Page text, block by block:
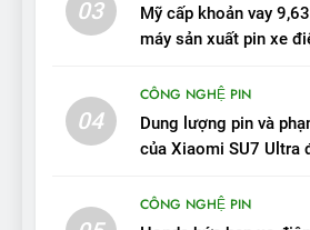
VinFast
đồng
12
VinFast VF7
ĐÁNH GIÁ XE
03
Mỹ cấp khoản vay
máy sản xuất pin xe
04
CÔNG NGHỆ PIN
Dung lượng pin và
của Xiaomi SU7 Ultra
CÔNG NGHỆ PIN